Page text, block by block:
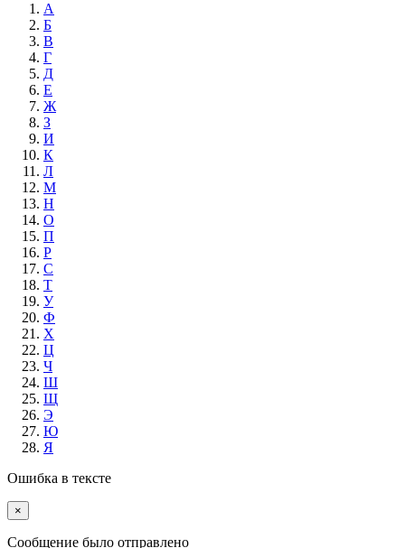
А
Б
В
Г
Д
Е
Ж
З
И
К
Л
М
Н
О
П
Р
С
Т
У
Ф
Х
Ц
Ч
Ш
Щ
Э
Ю
Я
Ошибка в тексте
×
Cообщение было отправлено